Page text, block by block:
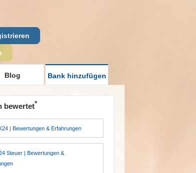
Blog Bank hinzufügen
bewertet*
| Bewertungen & Erfahrungen
Steuer | Bewertungen &